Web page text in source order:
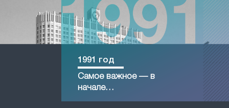
1991 год
Самое важное — в
начале…